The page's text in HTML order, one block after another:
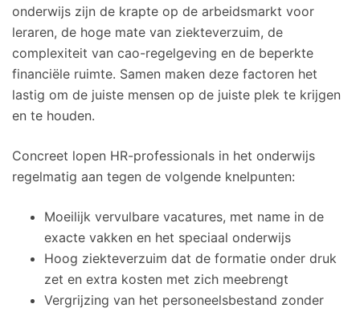
onderwijs zijn de krapte op de arbeidsmarkt voor
leraren, de hoge mate van ziekteverzuim, de
complexiteit van cao-regelgeving en de beperkte
financiële ruimte. Samen maken deze factoren het
lastig om de juiste mensen op de juiste plek te krijgen
en te houden.
Concreet lopen HR-professionals in het onderwijs
regelmatig aan tegen de volgende knelpunten:
Moeilijk vervulbare vacatures, met name in de
exacte vakken en het speciaal onderwijs
Hoog ziekteverzuim dat de formatie onder druk
zet en extra kosten met zich meebrengt
Vergrijzing van het personeelsbestand zonder